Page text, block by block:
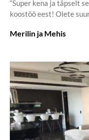
“Super kena ja täpselt
koostöö eest! Olete
Merilin ja Mehis